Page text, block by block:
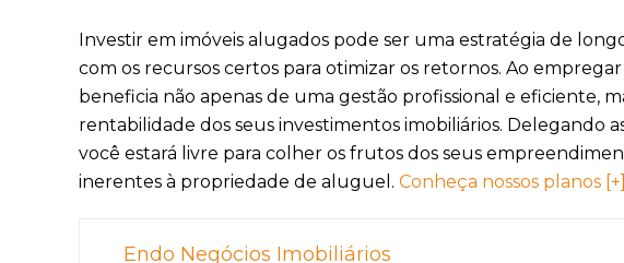
Investir em imóveis alugados pode ser uma estratégia de
com os recursos certos para otimizar os retornos. Ao
beneficia não apenas de uma gestão profissional e eficiente,
rentabilidade dos seus investimentos imobiliários. Delegando
você estará livre para colher os frutos dos seus
inerentes à propriedade de aluguel. Conheça nossos planos [+]
Endo Negócios Imobiliários